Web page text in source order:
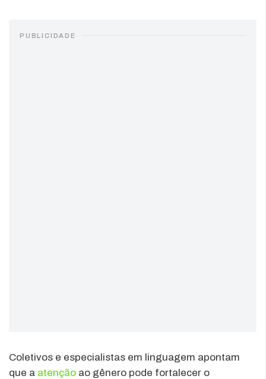
PUBLICIDADE
Coletivos e especialistas em linguagem apontam
que a atenção ao gênero pode fortalecer o